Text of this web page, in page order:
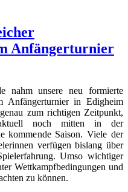
Anfängerturnier
nahm unsere neu formierte
Anfängerturnier in Edigheim
zum richtigen Zeitpunkt,
noch mitten in der
kommende Saison. Viele der
verfügen bislang über
Umso wichtiger
Wettkampfbedingungen und
zu können.